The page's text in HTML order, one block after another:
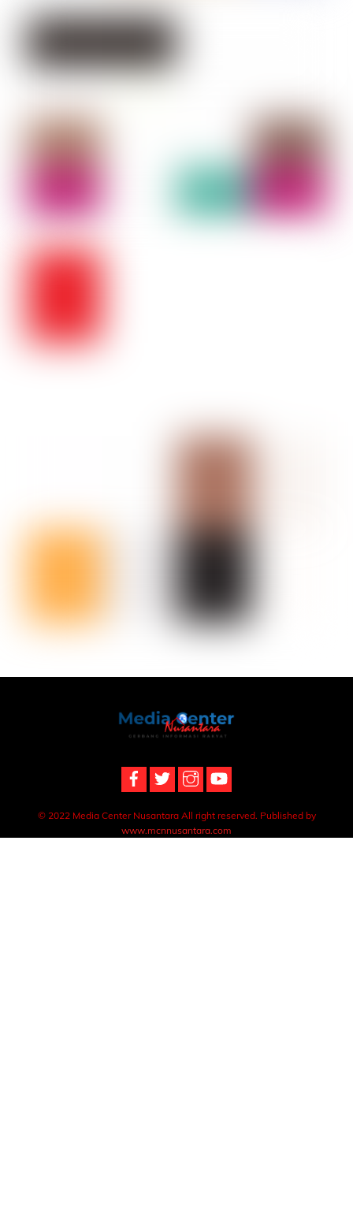
Back
To
© 2022 Media Center Nusantara All right reserved. Published by
www.mcnnusantara.com